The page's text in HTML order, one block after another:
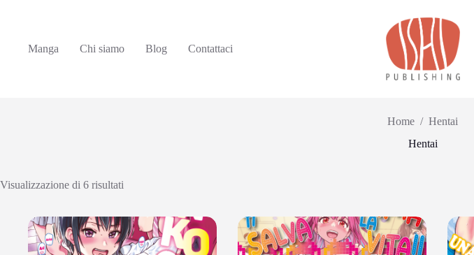
Manga Chi siamo Blog Contattaci
Home / Hentai
Hentai
Visualizzazione di 6 risultati